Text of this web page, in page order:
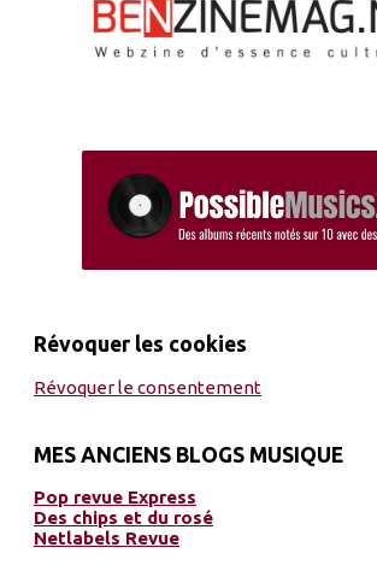
Révoquer les cookies
Révoquer le consentement
MES ANCIENS BLOGS MUSIQUE
Pop revue Express
Des chips et du rosé
Netlabels Revue